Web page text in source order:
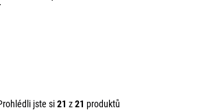
jste si21 z21 produktů